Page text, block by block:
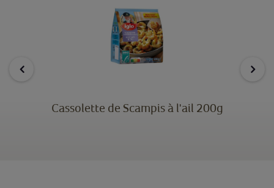
Cassolette de Scampis à l'ail 200g